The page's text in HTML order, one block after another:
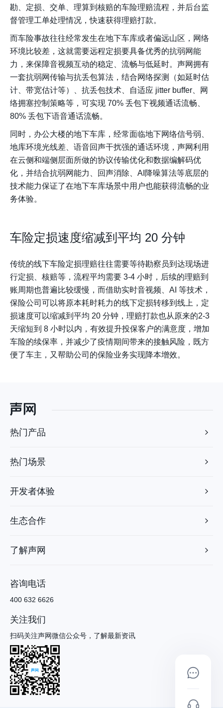
勘、定损、交单、理算到核赔的车险理赔流程，并后台监
督管理工单处理情况，快速获得理赔打款。
而车险事故往往经常发生在地下车库或者偏远山区，网络
环境比较差，这就需要远程定损要具备优秀的抗弱网能
力，来保障音视频互动的稳定、流畅与低延时。声网拥有
一套抗弱网传输与抗丢包算法，结合网络探测（如延时估
计、带宽估计等）、抗丢包技术、自适应 jitter buffer、网
络拥塞控制策略等，可实现 70% 丢包下视频通话流畅、
80% 丢包下语音通话流畅。
同时，办公大楼的地下车库，经常面临地下网络信号弱、
地库环境光线差、语音回声干扰强的通话环境，声网利用
在云侧和端侧层面所做的协议传输优化和数据编解码优
化，并结合抗弱网能力、回声消除、AI降噪算法等底层的
技术能力保证了在地下车库场景中用户也能获得流畅的业
务体验。
车险定损速度缩减到平均 20 分钟
传统的线下车险定损理赔往往需要等待勘察员到达现场进
行定损、核赔等，流程平均需要 3-4 小时，后续的理赔到
账周期也普遍比较缓慢，而借助实时音视频、AI 等技术，
保险公司可以将原本耗时耗力的线下定损转移到线上，定
损速度可以缩减到平均 20 分钟，理赔打款也从原来的2-3
天缩短到 8 小时以内，有效提升投保客户的满意度，增加
车险的续保率，并减少了疫情期间带来的接触风险，既方
便了车主，又帮助公司的保险业务实现降本增效。
热门产品
热门场景
开发者体验
生态合作
了解声网
咨询电话
400 632 6626
关注我们
扫码关注声网微信公众号，了解最新资讯